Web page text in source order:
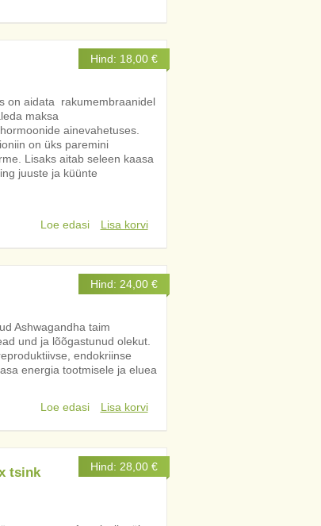
Hind: 18,00 €
on aidata rakumembraanidel
maksa
ainevahetuses.
on üks paremini
Lisaks aitab seleen kaasa
juuste ja küünte
Loe edasi
Lisa korvi
Hind: 24,00 €
Ashwagandha taim
und ja lõõgastunud olekut.
endokriinse
energia tootmisele ja eluea
Loe edasi
Lisa korvi
tsink
Hind: 28,00 €